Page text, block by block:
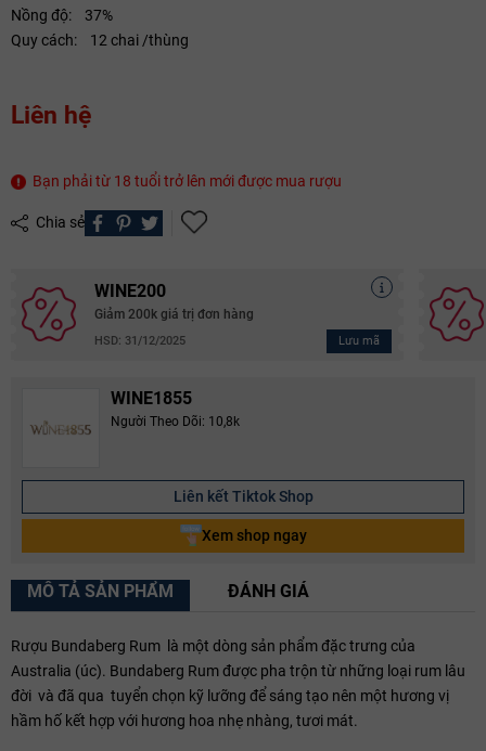
Nồng độ: 37%
Quy cách: 12 chai /thùng
Liên hệ
Bạn phải từ 18 tuổi trở lên mới được mua rượu
Chia sẻ
WINE200
Giảm 200k giá trị đơn hàng
HSD: 31/12/2025 Lưu mã
Điều kiện:
WINE1855
Người Theo Dõi: 10,8k
Liên kết Tiktok Shop
Xem shop ngay
MÔ TẢ SẢN PHẨM ĐÁNH GIÁ
Rượu Bundaberg Rum là một dòng sản phẩm đặc trưng của
Australia (úc). Bundaberg Rum được pha trộn từ những loại rum lâu
đời và đã qua tuyển chọn kỹ lưỡng để sáng tạo nên một hương vị
hầm hố kết hợp với hương hoa nhẹ nhàng, tươi mát.